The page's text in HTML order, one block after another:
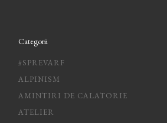
Categorii
#SPREVARF
ALPINISM
AMINTIRI DE CALATORIE
ATELIER